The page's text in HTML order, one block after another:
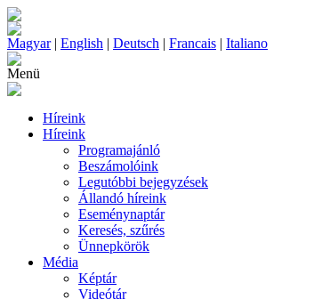
Magyar| English | Deutsch | Francais | Italiano
Menü
Híreink
Híreink
Programajánló
Beszámolóink
Legutóbbi bejegyzések
Állandó híreink
Eseménynaptár
Keresés, szűrés
Ünnepkörök
Média
Képtár
Videótár